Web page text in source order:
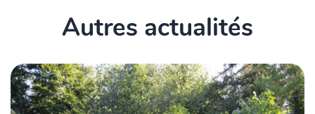
Autres actualités